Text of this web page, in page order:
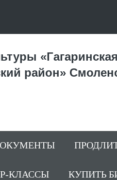
район»
КЛАССЫ КУПИТЬ